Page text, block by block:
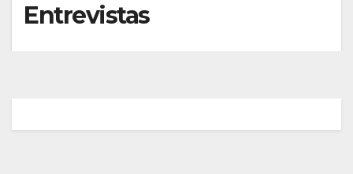
Entrevistas